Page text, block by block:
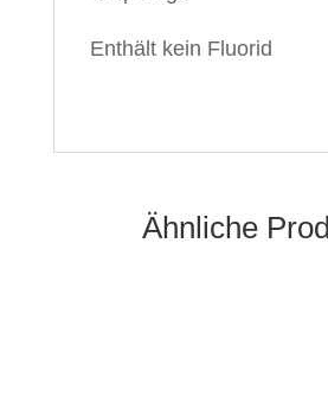
Enthält kein Fluorid
Ähnliche